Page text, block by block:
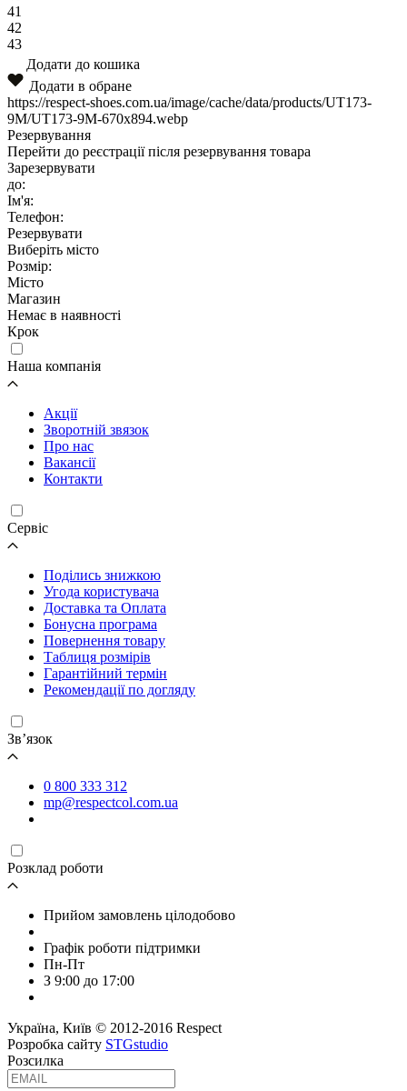
41
42
43
Додати до кошика
Додати в обране
https://respect-shoes.com.ua/image/cache/data/products/UT173-
9M/UT173-9M-670x894.webp
Резервування
Перейти до реєстрації після резервування товара
Зарезервувати
до:
Ім'я:
Телефон:
Резервувати
Виберіть місто
Розмір:
Місто
Магазин
Немає в наявності
Крок
Наша компанія
Акції
Зворотній звязок
Про нас
Вакансії
Контакти
Cервіс
Поділись знижкою
Угода користувача
Доставка та Оплата
Бонусна програма
Повернення товару
Таблиця розмірів
Гарантійний термін
Рекомендації по догляду
Зв’язок
0 800 333 312
mp@respectcol.com.ua
Розклад роботи
Прийом замовлень цілодобово
Графік роботи підтримки
Пн-Пт
З 9:00 до 17:00
Україна, Київ © 2012-2016 Respect
Розробка сайту STGstudio
Розсилка